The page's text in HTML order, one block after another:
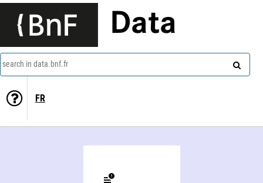
Data
search in data.bnf.fr
FR